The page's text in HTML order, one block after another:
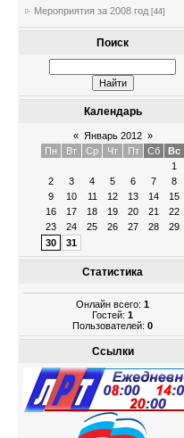
Мероприятия за 2008 год [44]
Поиск
Календарь
« Январь 2012 »
Пн
Вт Ср Чт Пт Сб
Вс
1
2
3 4 5 6 7
8
9
10 11 12 13 14
15
16
17 18 19 20 21
22
23
24 25 26 27 28
29
30
31
Статистика
Онлайн всего: 1
Гостей: 1
Пользователей: 0
Ссылки